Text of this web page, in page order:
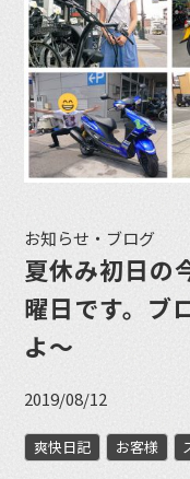
お知らせ・ブログ
夏休み初日の
曜日です。ブ
よ〜
2019/08/12
爽快日記 お客様